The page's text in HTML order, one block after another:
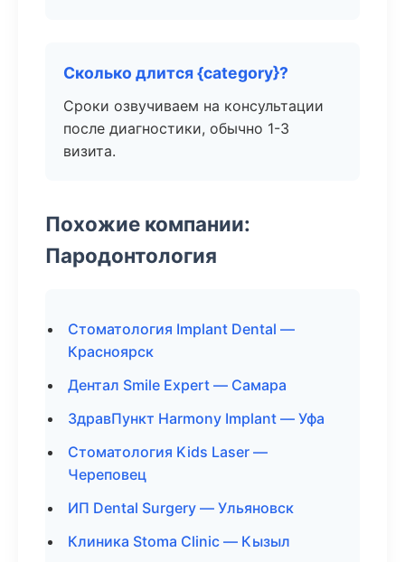
Сколько длится {category}?
Сроки озвучиваем на консультации
после диагностики, обычно 1-3
визита.
Похожие компании:
Пародонтология
Стоматология Implant Dental —
Красноярск
Дентал Smile Expert — Самара
ЗдравПункт Harmony Implant — Уфа
Стоматология Kids Laser —
Череповец
ИП Dental Surgery — Ульяновск
Клиника Stoma Clinic — Кызыл